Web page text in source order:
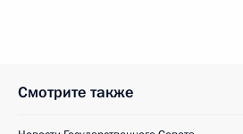
Смотрите также